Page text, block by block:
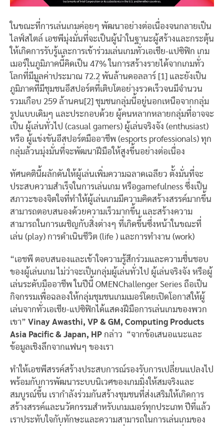
ในขณะที่การเล่นเกมค่อยๆ พัฒนาอย่างต่อเนื่องจนกลายเป็น
ไลฟ์สไตล์ เอชพีมุ่งมั่นที่จะเป็นผู้นำในฐานะผู้สร้างและกระตุ้น
ให้เกิดการรับรู้และการเข้าร่วมเล่นเกมทั่วเอเชีย-แปซิฟิก เกม
เมอร์ในภูมิภาคนี้คิดเป็น 47% ในการสร้างรายได้จากเกมทั่ว
โลกที่มีมูลค่าประมาณ 72.2 พันล้านดอลลาร์ [1] และยังเป็น
ภูมิภาคที่มีชุมชนอีสปอร์ตที่เติบโตอย่างรวดเร็วจนมีจำนวน
รวมเกือบ 259 ล้านคน[2] ชุมชนกลุ่มนี้อยู่นอกเหนือจากกลุ่ม
รูปแบบเดิมๆ และประกอบด้วย ผู้คนหลากหลายกลุ่มที่อาจจะ
เป็น ผู้เล่นทั่วไป (casual gamers) ผู้เล่นจริงจัง (enthusiast)
หรือ ผู้แข่งขันอีสปอร์ตมืออาชีพ (esports professionals) ทุก
กลุ่มล้วนมุ่งมั่นที่จะพัฒนาฝีมือให้สูงขึ้นอย่างต่อเนื่อง
ทัศนคตินี้ผลักดันให้ผู้เล่นเพิ่มความฉลาดเฉลียว ตั้งมั่นที่จะ
ประสบความสำเร็จในการเล่นเกม หรือgamefulness ซึ่งเป็น
สภาวะของจิตใจที่ทำให้ผู้เล่นเกมมีความคิดสร้างสรรค์มากขึ้น
สามารถตอบสนองด้วยความเร็วมากขึ้น และสร้างความ
สามารถในการเผชิญกับสิ่งต่างๆ ที่เกิดขึ้นซึ่งหน้าในขณะที่
เล่น (play) การดำเนินชีวิต (life ) และการทำงาน (work)
“เอชพี ตอบสนองและเข้าใจความรู้สึกร่วมและความชื่นชอบ
ของผู้เล่นเกม ไม่ว่าจะเป็นกลุ่มผู้เล่นทั่วไป ผู้เล่นจริงจัง หรือผู้
เล่นระดับมืออาชีพ ในปีนี้ OMENChallenger Series ถือเป็น
กิจกรรมเพื่อฉลองให้กลุ่มชุมชนเกมเมอร์โดยเปิดโอกาสให้ผู้
เล่นจากทั่วเอเชีย-แปซิฟิกได้แสดงฝีมือการเล่นเกมของพวก
เขา” Vinay Awasthi, VP & GM, Computing Products
Asia Pacific & Japan, HP กล่าว “จากข้อเสนอแนะและ
ข้อมูลเชิงลึกจากแฟนๆ ของเรา
ทำให้เอชพีสรรค์สร้างประสบการณ์รองรับการเปลี่ยนแปลงไป
พร้อมกับการพัฒนาระบบนิเวศของเกมมิ่งให้สมจริงและ
สมบูรณ์ขึ้น เรากำลังร่วมกันสร้างชุมชนที่ส่งเสริมให้เกิดการ
สร้างสรรค์และนวัตกรรมสำหรับเกมเมอร์ทุกประเภท ปีที่แล้ว
เราประทับใจกับทักษะและความสามารถในการเล่นเกมของ